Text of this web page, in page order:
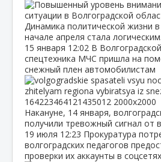
Динамика политической жизни
начале апреля стала
15 января 12:02 В
спецтехника МЧС пришла на
снежный плен автомобилистам
Накануне, 14 января,
получили тревожный сигнал от
19 июля 12:23 Прокуратура
волгоградских педагогов
проверки их аккаунты в соцсетях